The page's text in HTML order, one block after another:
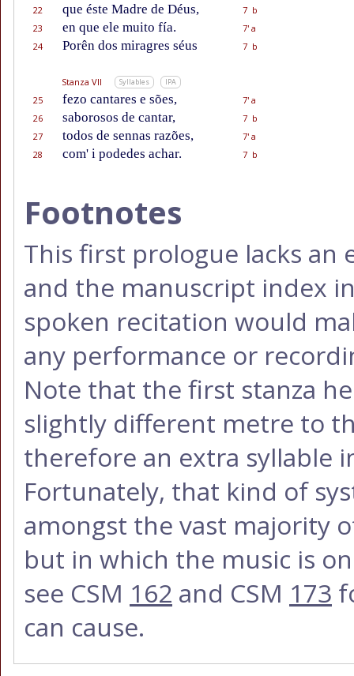
22
que éste Madre de Déus,
7 b
23
en que ele muito fía.
7' a
24
Porên dos miragres séus 7 b
Stanza VII Syllables IPA
25 fezo cantares e sões,
7' a
26
saborosos de cantar,
7 b
27
todos de sennas razões,
7' a
28
com' i podedes achar. 7 b
Footnotes
This first prologue lacks
and the manuscript index
spoken recitation would
any performance or
Note that the first stanza
slightly different metre to
therefore an extra syllable
Fortunately, that kind of
amongst the vast majority
but in which the music is
see CSM 162 and CSM 173
can cause.